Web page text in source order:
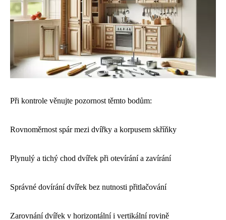
Při kontrole věnujte pozornost těmto bodům:
Rovnoměrnost spár mezi dvířky a korpusem skříňky
Plynulý a tichý chod dvířek při otevírání a zavírání
Správné dovírání dvířek bez nutnosti přitlačování
Zarovnání dvířek v horizontální i vertikální rovině